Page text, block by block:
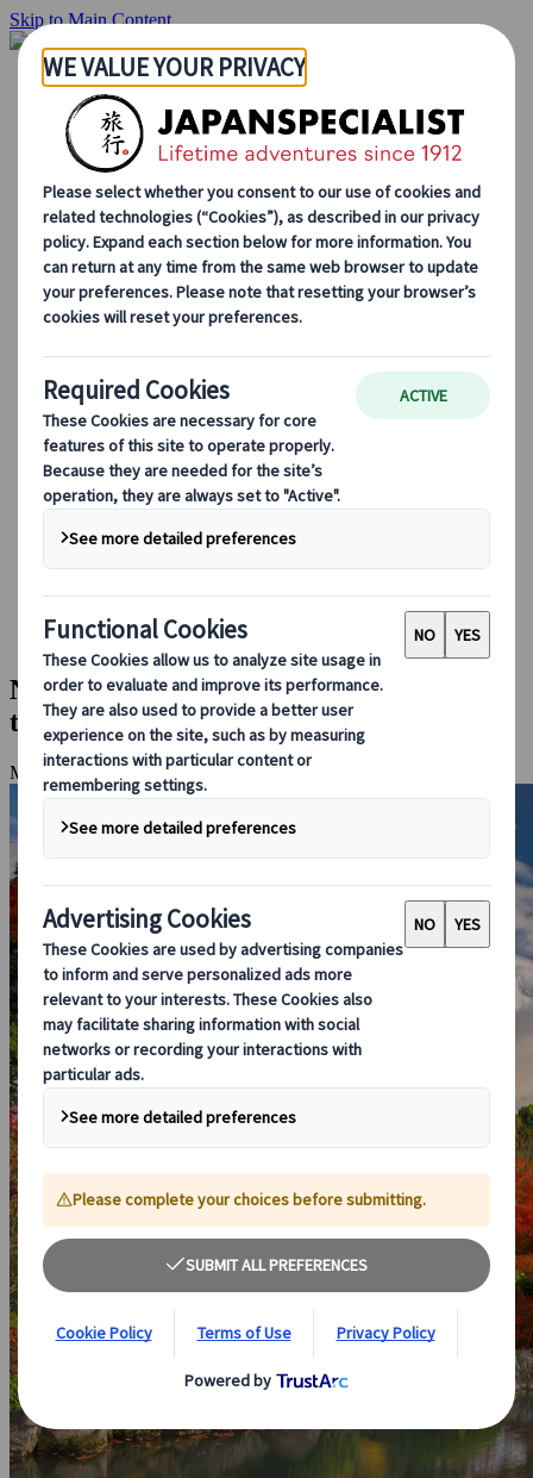
Skip to Main Content
Inizio
Itinerari di viaggio
Itinerari individuali
Tour guidati
Drive & stay
Tour di serie
Escursioni
Tour di gruppo su misura
Japan Rail Pass
Come lavoriamo
Chi siamo
Il nostro team
Blog
Consigli di viaggio per ogni stagione
Attrazioni principali
Approfondimenti culturali
Esperienze culinarie
Alla scoperta del Giappone in treno
Domande frequenti
Informazioni essenziali
Regole di etichetta
Guidare in Giappone
Prenotare con noi
Japan Rail Pass
Strutture ricettive
Consulenza online
Nara & Monte Koya (con un pernotto in
tempio)
Monte Koya, Osaka, Nara